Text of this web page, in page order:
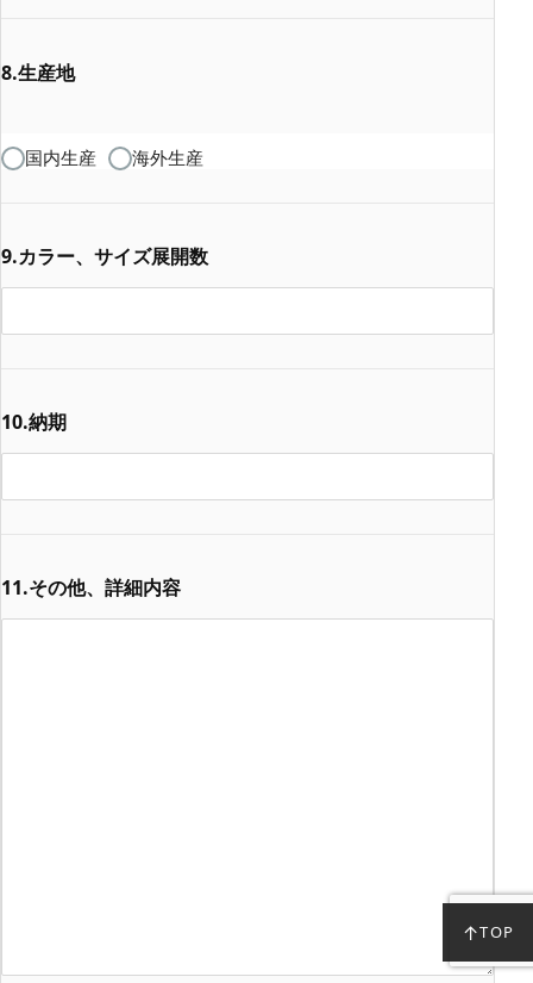
8.生産地
国内生産 海外生産
9.カラー、サイズ展開数
10.納期
11.その他、詳細内容
↑TOP